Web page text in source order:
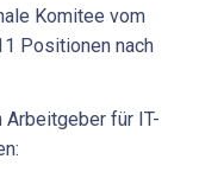
Komitee vom
Positionen nach
für IT-